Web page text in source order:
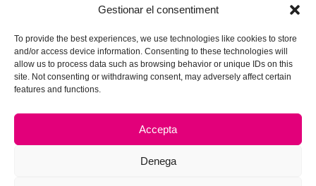
Gestionar el consentiment
To provide the best experiences, we use technologies like cookies to store
and/or access device information. Consenting to these technologies will
allow us to process data such as browsing behavior or unique IDs on this
site. Not consenting or withdrawing consent, may adversely affect certain
features and functions.
Accepta
Denega